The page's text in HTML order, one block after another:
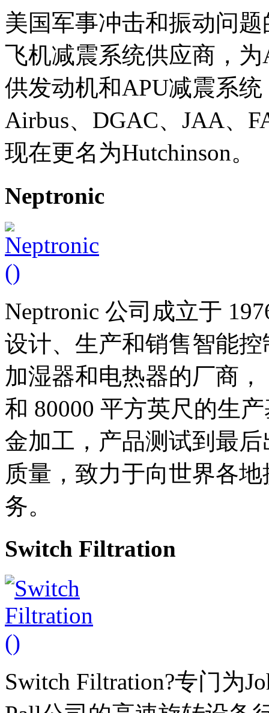
美国军事冲击和振动问
飞机减震系统供应商，
供发动机和APU减震系
Airbus、DGAC、JAA、
现在更名为Hutchinson。
Neptronic
Neptronic 公司成立于
设计、生产和销售智能
加湿器和电热器的厂商
和 80000 平方英尺的生
金加工，产品测试到最
质量，致力于向世界各
务。
Switch Filtration
Switch Filtration?专门为